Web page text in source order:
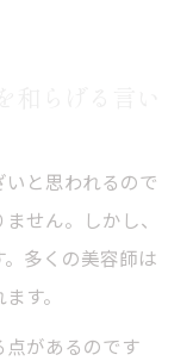
いと思われるので
せん。しかし、
多くの美容師は
す。
があるのです